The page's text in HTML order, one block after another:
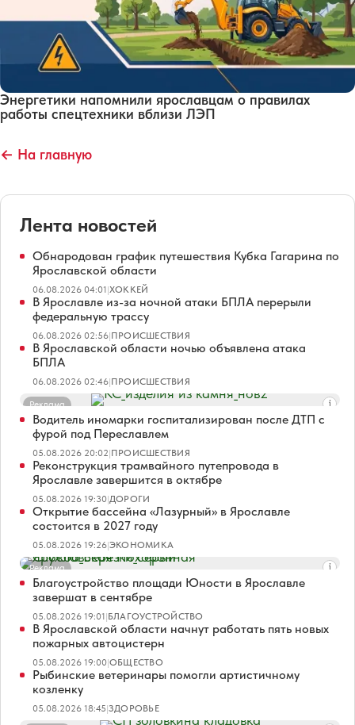
Энергетики напомнили ярославцам о правилах
работы спецтехники вблизи ЛЭП
← На главную
Лента новостей
Обнародован график путешествия Кубка Гагарина по
Ярославской области
06.08.2026 04:01|ХОККЕЙ
В Ярославле из-за ночной атаки БПЛА перерыли
федеральную трассу
06.08.2026 02:56|ПРОИСШЕСТВИЯ
В Ярославской области ночью объявлена атака
БПЛА
06.08.2026 02:46|ПРОИСШЕСТВИЯ
Реклама
Водитель иномарки госпитализирован после ДТП с
фурой под Переславлем
05.08.2026 20:02|ПРОИСШЕСТВИЯ
Реконструкция трамвайного путепровода в
Ярославле завершится в октябре
05.08.2026 19:30|ДОРОГИ
Открытие бассейна «Лазурный» в Ярославле
состоится в 2027 году
05.08.2026 19:26|ЭКОНОМИКА
Реклама
Благоустройство площади Юности в Ярославле
завершат в сентябре
05.08.2026 19:01|БЛАГОУСТРОЙСТВО
В Ярославской области начнут работать пять новых
пожарных автоцистерн
05.08.2026 19:00|ОБЩЕСТВО
Рыбинские ветеринары помогли артистичному
козленку
05.08.2026 18:45|ЗДОРОВЬЕ